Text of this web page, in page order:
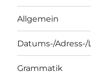
Allgemein
Datums-/
Grammatik